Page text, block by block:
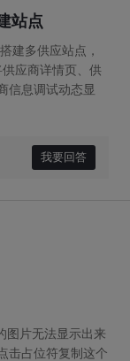
站点
建多供应站点，
应商详情页、供
信息调试动态显
我要回答
图片无法显示出来
击占位符复制这个